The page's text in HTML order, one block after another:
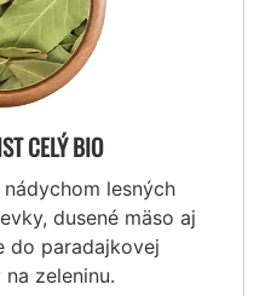
CELÝ BIO
lesných
dusené mäso aj
do paradajkovej
zeleninu.